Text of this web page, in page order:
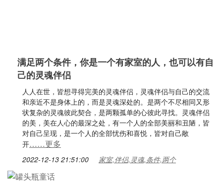
满足两个条件，你是一个有家室的人，也可以有自
己的灵魂伴侣
人人在世，皆想寻得完美的灵魂伴侣，灵魂伴侣与自己的交流
和亲近不是身体上的，而是灵魂深处的。是两个不尽相同又形
状复杂的灵魂彼此契合，是两颗孤单的心彼此寻找。灵魂伴侣
的美，美在人心的最深之处，有一个人的全部美丽和丑陋，皆
对自己呈现，是一个人的全部忧伤和喜悦，皆对自己敞
开……更多
2022-12-13 21:51:00 家室,伴侣,灵魂,条件,两个